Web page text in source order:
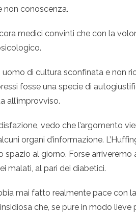
non conoscenza.
medici convinti che con la
di cultura sconfinata e non
fosse una specie di
all’improvviso.
vedo che l’argomento
organi d’informazione.
spazio al giorno. Forse
malati, al pari dei diabetici.
mai fatto realmente pace con
che, se pure in modo lieve